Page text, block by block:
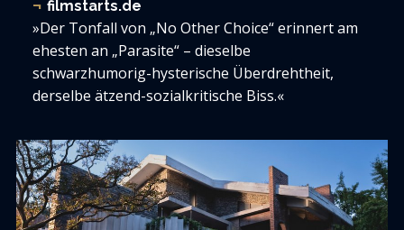
filmstarts.de
»Der Tonfall von „No Other Choice“ erinnert am
ehesten an „Parasite“ – dieselbe
schwarzhumorig-hysterische Überdrehtheit,
derselbe ätzend-sozialkritische Biss.«